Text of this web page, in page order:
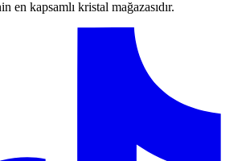
en kapsamlı kristal mağazasıdır.